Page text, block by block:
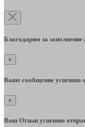
Благодарим за заполнение
×
Ваше сообщение успешно
×
Ваш Отзыв успешно